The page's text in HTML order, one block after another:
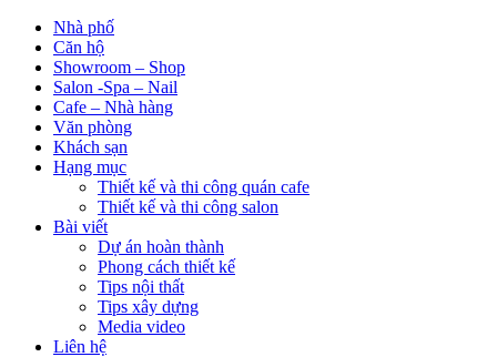
Nhà phố
Căn hộ
Showroom – Shop
Salon -Spa – Nail
Cafe – Nhà hàng
Văn phòng
Khách sạn
Hạng mục
Thiết kế và thi công quán cafe
Thiết kế và thi công salon
Bài viết
Dự án hoàn thành
Phong cách thiết kế
Tips nội thất
Tips xây dựng
Media video
Liên hệ